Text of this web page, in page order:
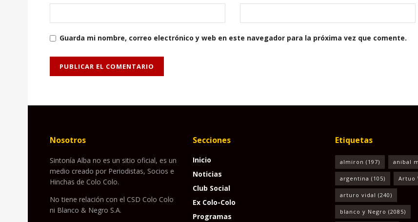
Guarda mi nombre, correo electrónico y web en este navegador para la próxima vez que comente.
Nosotros
Sintonía Alba no es un sitio oficial, es un
medio creado por Periodistas, Socios e
Hinchas de Colo Colo.
No tiene relación con el CSD Colo Colo
ni Blanco & Negro S.A.
Secciones
Inicio
Noticias
Club Social
Ex Colo-Colo
Programas
Etiquetas
almiron (197) anibal
argentina (105) Artuo
arturo vidal (240)
blanco y Negro (2085)